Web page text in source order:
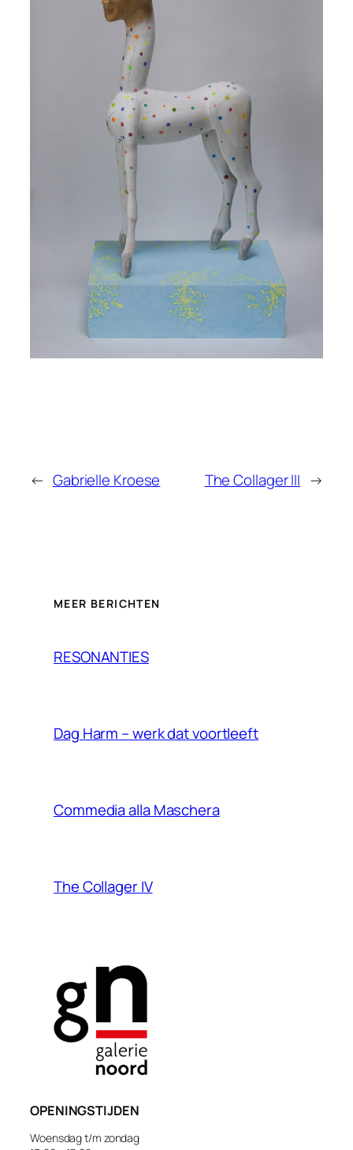
← Gabrielle Kroese The Collager III →
MEER BERICHTEN
RESONANTIES
Dag Harm – werk dat voortleeft
Commedia alla Maschera
The Collager IV
OPENINGSTIJDEN
Woensdag t/m zondag